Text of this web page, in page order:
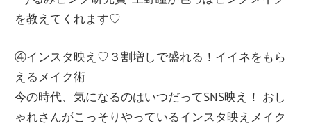
を教えてくれます♡
④インスタ映え♡３割増しで盛れる！イイネをもら
えるメイク術
今の時代、気になるのはいつだってSNS映え！ おし
ゃれさんがこっそりやっているインスタ映えメイク